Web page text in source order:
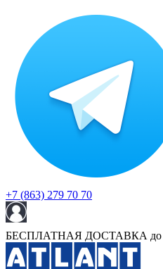
+7 (863) 279 70 70
БЕСПЛАТНАЯ ДОСТАВКА до